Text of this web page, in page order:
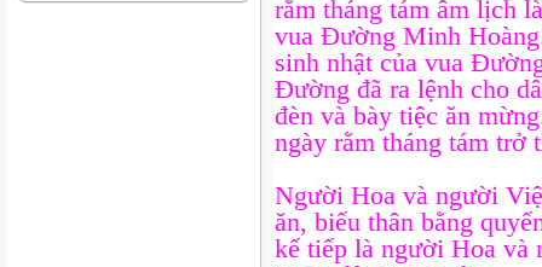
rằm tháng tám âm lịch
vua Đường Minh
sinh nhật của vua
Đường đã ra lệnh cho
đèn và bày tiệc ăn
ngày rằm tháng tám trở
Người Hoa và người
ăn, biếu thân bằng
kế tiếp là người Hoa và